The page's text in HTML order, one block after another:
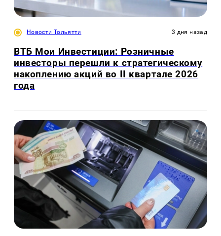
Новости Тольятти 3 дня назад
ВТБ Мои Инвестиции: Розничные
инвесторы перешли к стратегическому
накоплению акций во II квартале 2026
года